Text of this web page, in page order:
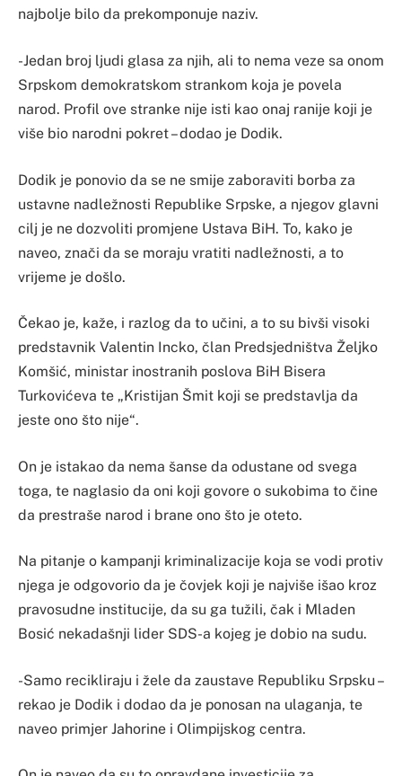
najbolje bilo da prekomponuje naziv.
-Jedan broj ljudi glasa za njih, ali to nema veze sa onom
Srpskom demokratskom strankom koja je povela
narod. Profil ove stranke nije isti kao onaj ranije koji je
više bio narodni pokret – dodao je Dodik.
Dodik je ponovio da se ne smije zaboraviti borba za
ustavne nadležnosti Republike Srpske, a njegov glavni
cilj je ne dozvoliti promjene Ustava BiH. To, kako je
naveo, znači da se moraju vratiti nadležnosti, a to
vrijeme je došlo.
Čekao je, kaže, i razlog da to učini, a to su bivši visoki
predstavnik Valentin Incko, član Predsjedništva Željko
Komšić, ministar inostranih poslova BiH Bisera
Turkovićeva te „Kristijan Šmit koji se predstavlja da
jeste ono što nije“.
On je istakao da nema šanse da odustane od svega
toga, te naglasio da oni koji govore o sukobima to čine
da prestraše narod i brane ono što je oteto.
Na pitanje o kampanji kriminalizacije koja se vodi protiv
njega je odgovorio da je čovjek koji je najviše išao kroz
pravosudne institucije, da su ga tužili, čak i Mladen
Bosić nekadašnji lider SDS-a kojeg je dobio na sudu.
-Samo recikliraju i žele da zaustave Republiku Srpsku –
rekao je Dodik i dodao da je ponosan na ulaganja, te
naveo primjer Jahorine i Olimpijskog centra.